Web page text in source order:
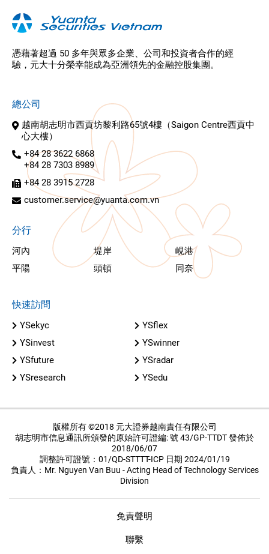
憑藉著超過 50 多年與眾多企業、公司和投資者合作的經
驗，元大十分榮幸能成為亞洲領先的金融控股集團。
總公司
越南胡志明市西貢坊黎利路65號4樓（Saigon Centre西貢中
心大樓）
+84 28 3622 6868
+84 28 7303 8989
+84 28 3915 2728
customer.service@yuanta.com.vn
分行
河內 堤岸
峴港
平陽
頭頓 同奈
快速訪問
YSekyc
YSflex
YSinvest
YSwinner
YSfuture
YSradar
YSresearch
YSedu
版權所有 ©2018 元大證券越南責任有限公司
胡志明市信息通訊所頒發的原始許可證編: 號 43/GP-TTDT 發佈於
2018/06/07
調整許可證號：01/QD-STTTT-ICP 日期 2024/01/19
負責人：Mr. Nguyen Van Buu - Acting Head of Technology Services
Division
免責聲明
聯繫